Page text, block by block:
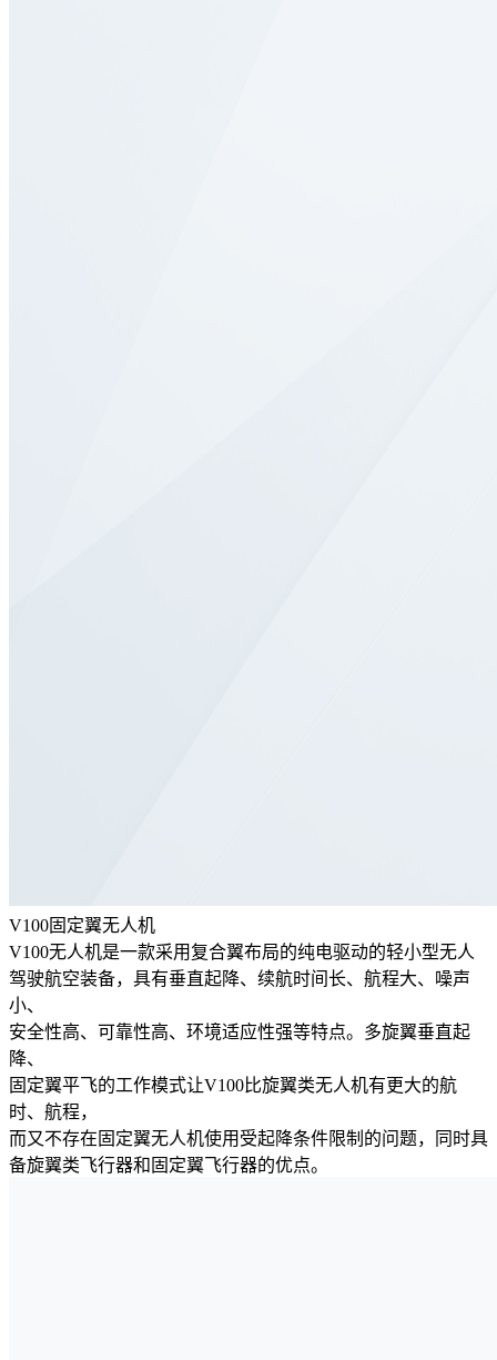
V100固定翼无人机
V100无人机是一款采用复合翼布局的纯电驱动的轻小型无人
驾驶航空装备，具有垂直起降、续航时间长、航程大、噪声
小、
安全性高、可靠性高、环境适应性强等特点。多旋翼垂直起
降、
固定翼平飞的工作模式让V100比旋翼类无人机有更大的航
时、航程，
而又不存在固定翼无人机使用受起降条件限制的问题，同时具
备旋翼类飞行器和固定翼飞行器的优点。